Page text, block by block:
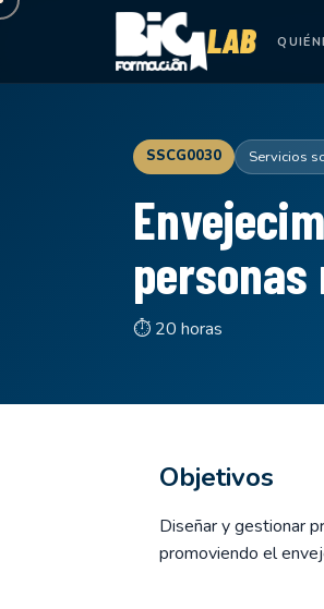
SSCG0030 Servicios
personas
⏱ 20 horas
Objetivos
Diseñar y gestionar
promoviendo el